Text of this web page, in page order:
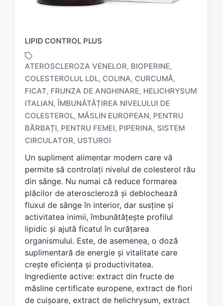
LIPID CONTROL PLUS
T
a
g
e
d
w
i
t
h
ATEROSCLEROZA VENELOR, BIOPERINE,
COLESTEROLUL LDL, COLINA, CURCUMĂ,
FICAT, FRUNZA DE ANGHINARE, HELICHRYSUM
ITALIAN, ÎMBUNĂTĂȚIREA NIVELULUI DE
COLESTEROL, MĂSLIN EUROPEAN, PENTRU
BĂRBAȚI, PENTRU FEMEI, PIPERINA, SISTEM
CIRCULATOR, USTUROI
Un supliment alimentar modern care vă
permite să controlați nivelul de colesterol rău
din sânge. Nu numai că reduce formarea
plăcilor de ateroscleroză și deblochează
fluxul de sânge în interior, dar susține și
activitatea inimii, îmbunătățește profilul
lipidic și ajută ficatul în curățarea
organismului. Este, de asemenea, o doză
suplimentară de energie și vitalitate care
crește eficiența și productivitatea.
Ingrediente active: extract din fructe de
măsline certificate europene, extract de flori
de cuișoare, extract de helichrysum, extract